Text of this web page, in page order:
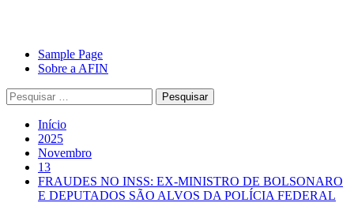
Avançar
para
conteúdo
Primary
Menu
Sample Page
Sobre a AFIN
Pesquisar
por:
Início
2025
Novembro
13
FRAUDES NO INSS: EX-MINISTRO DE BOLSONARO
E DEPUTADOS SÃO ALVOS DA POLÍCIA FEDERAL